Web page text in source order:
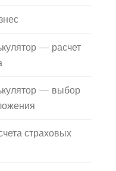
— расчет
— выбор
страховых